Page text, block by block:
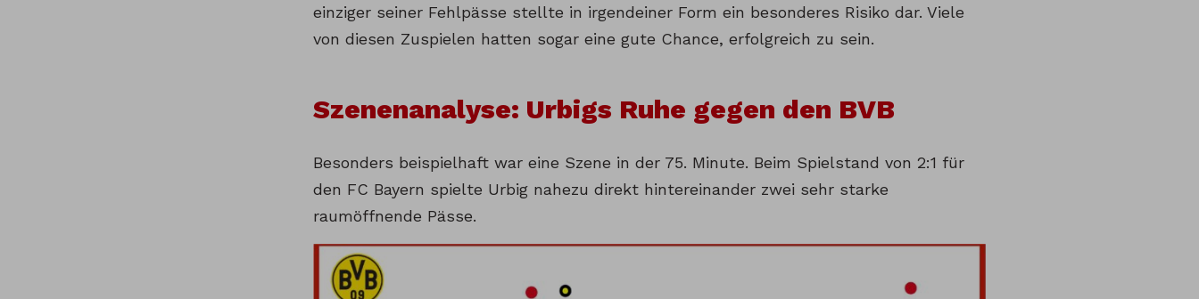
einziger seiner Fehlpässe stellte in irgendeiner Form ein besonderes Risiko dar. Viele
von diesen Zuspielen hatten sogar eine gute Chance, erfolgreich zu sein.
Szenenanalyse: Urbigs Ruhe gegen den BVB
Besonders beispielhaft war eine Szene in der 75. Minute. Beim Spielstand von 2:1 für
den FC Bayern spielte Urbig nahezu direkt hintereinander zwei sehr starke
raumöffnende Pässe.